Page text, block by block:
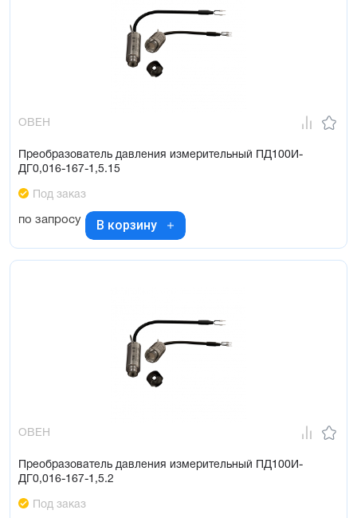
ОВЕН
Преобразователь давления измерительный ПД100И-
ДГ0,016-167-1,5.15
Под заказ
по запросу В корзину
ОВЕН
Преобразователь давления измерительный ПД100И-
ДГ0,016-167-1,5.2
Под заказ